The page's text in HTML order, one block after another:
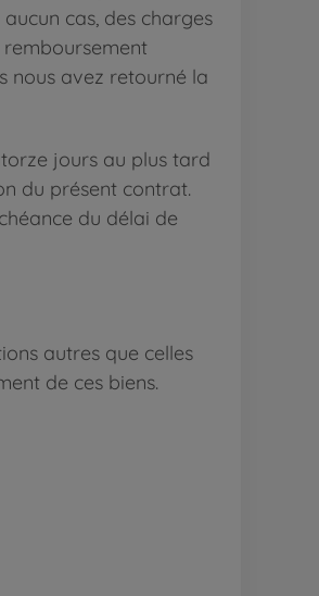
cas, des charges
nous avez retourné la
jours au plus tard
du présent contrat.
du délai de
autres que celles
de ces biens.